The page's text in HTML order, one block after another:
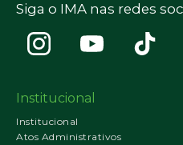
Siga o IMA nas redes
Institucional
Institucional
Atos Administrativos